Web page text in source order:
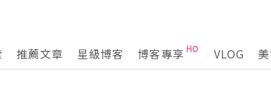
推薦文章 星級博客 博客專享 VLOG